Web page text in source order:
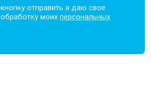
отправить я даю свое
обработку моихперсональных